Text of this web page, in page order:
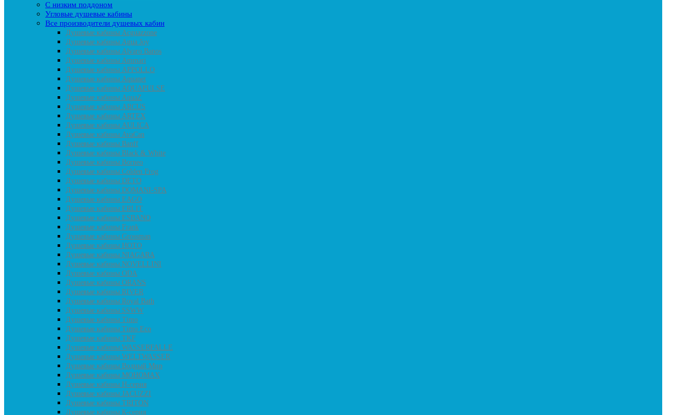
С низким поддоном
Угловые душевые кабины
Все производители душевых кабин
Душевые кабины Acguazzone
Душевые кабины Agua Joy
Душевые кабины Alvaro Banos
Душевые кабины Ammari
Душевые кабины APPOLLO
Душевые кабины Aquanet
Душевые кабины AQUAPULSE
Душевые кабины AquaZ
Душевые кабины ARCUS
Душевые кабины ARTEX
Душевые кабины AULICA
Душевые кабины AvaCan
Душевые кабины Banff
Душевые кабины Black & White
Душевые кабины Borneo
Душевые кабины Colden Frog
Душевые кабины DETO
Душевые кабины DOMANI-SPA
Душевые кабины EAGO
Душевые кабины ERLIT
Душевые кабины ESBANO
Душевые кабины Frank
Душевые кабины Grossman
Душевые кабины HOTO
Душевые кабины NIAGARA
Душевые кабины NOVELLINI
Душевые кабины ODA
Душевые кабины ORANS
Душевые кабины RIVER
Душевые кабины Royal Bath
Душевые кабины SSWW
Душевые кабины Timo
Душевые кабины Timo Eco
Душевые кабины TKF
Душевые кабины WASSERFALLE
Душевые кабины WELTWASSER
Душевые кабины Водный Мир
Душевые кабины МОНОМАХ
Душевые кабины H-серия
Душевые кабины JACUZZI
Душевые кабины TRITON
Душевые кабины К-серия